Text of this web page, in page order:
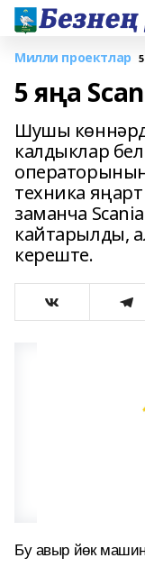
Милли проектлар
5 яңа
Шушы
калдыклар
техника
заманча
кайтарылды,
кереште.
Бу авыр йөк